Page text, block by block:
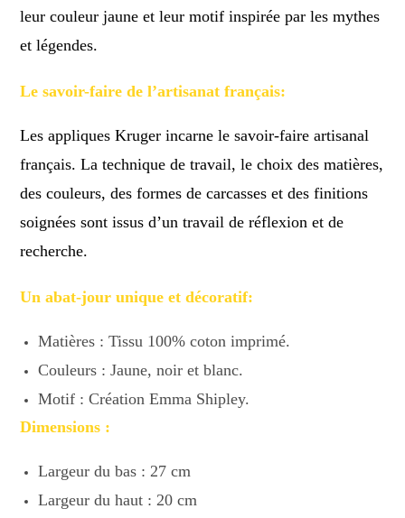
leur couleur jaune et leur motif inspirée par les mythes
et légendes.
Le savoir-faire de l’artisanat français:
Les appliques Kruger incarne le savoir-faire artisanal
français. La technique de travail, le choix des matières,
des couleurs, des formes de carcasses et des finitions
soignées sont issus d’un travail de réflexion et de
recherche.
Un abat-jour unique et décoratif:
Matières : Tissu 100% coton imprimé.
Couleurs : Jaune, noir et blanc.
Motif : Création Emma Shipley.
Dimensions :
Largeur du bas : 27 cm
Largeur du haut : 20 cm